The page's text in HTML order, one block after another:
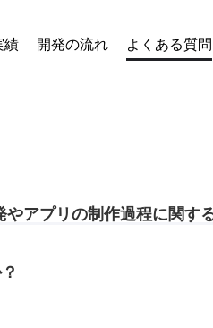
績 開発の流れ よくある質問
やアプリの制作過程に関す